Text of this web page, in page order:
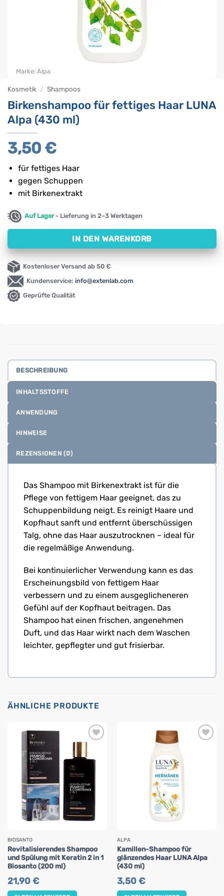
Kosmetik / Shampoos
Birkenshampoo für fettiges Haar LUNA
Alpa (430 ml)
3,50 €
für fettiges Haar
gegen Schuppen
mit Birkenextrakt
Auf Lager- Lieferung in 2–3 Werktagen
IN DEN WARENKORB
Kostenloser Versand ab 50 €
Kundenservice: info@extenlab.com
Geprüfte Qualität
Marke: Alpa
BESCHREIBUNG
INHALTSSTOFFE
ANWENDUNG
HINWEISE
REZENSIONEN (0)
Das Shampoo mit Birkenextrakt ist für die
Pflege von fettigem Haar geeignet, das zu
Schuppenbildung neigt. Es reinigt Haare und
Kopfhaut sanft und entfernt überschüssigen
Talg, ohne das Haar auszutrocknen – ideal für
die regelmäßige Anwendung.
Bei kontinuierlicher Verwendung kann es das
Erscheinungsbild von fettigem Haar
verbessern und zu einem ausgeglicheneren
Gefühl auf der Kopfhaut beitragen. Das
Shampoo hat einen frischen, angenehmen
Duft, und das Haar wirkt nach dem Waschen
leichter, gepflegter und gut frisierbar.
ÄHNLICHE PRODUKTE
BIOSANTO
Revitalisierendes Shampoo
und Spülung mit Keratin 2 in 1
Biosanto (200 ml)
21,90€
ALPA
Kamillen-Shampoo für
glänzendes Haar LUNA Alpa
(430 ml)
3,50€